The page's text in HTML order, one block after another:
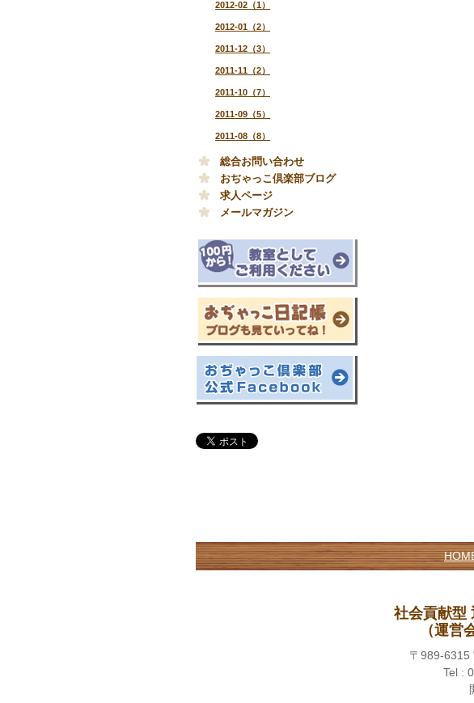
2012-02（1）
2012-01（2）
2011-12（3）
2011-11（2）
2011-10（7）
2011-09（5）
2011-08（8）
総合お問い合わせ
おぢゃっこ倶楽部ブログ
求人ページ
メールマガジン
社会貢献型
（運営
〒989-6315
Tel :